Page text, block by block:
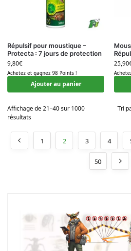
Répulsif pour moustique –
Protecta : 7 jours de protection
9,80€
Achetez et gagnez 98 Points !
Ajouter au panier
25,90
Affichage de 21–40 sur 1000
résultats
1 2 3 4
50